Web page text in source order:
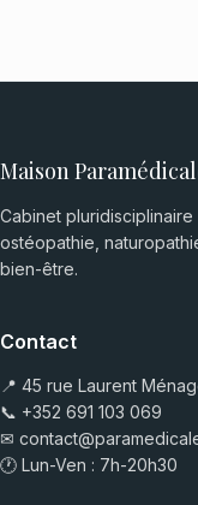
Maison
Cabinet
ostéopathie,
bien-être.
Contact
📍 45 rue Laurent
📞 +352 691 103 069
✉
🕐 Lun-Ven : 7h-20h30